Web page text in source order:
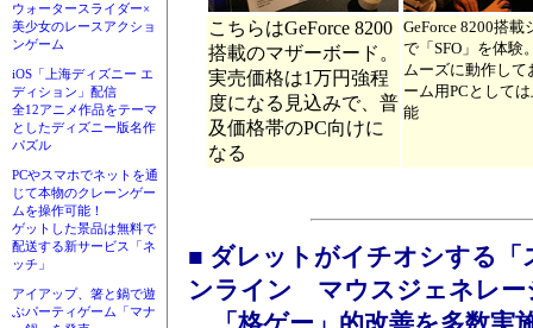
ウォータースライダー×
美少女のレースアクショ
ンゲーム
iOS「上海ディズニー エ
ディション」配信
全12アニメ作品をテーマ
としたディズニー版名作
パズル
PCやスマホでネットを通
じて本物のクレーンゲー
ムを操作可能！
ゲットした景品は無料で
配送する新サービス「ネ
ッチ」
アイアップ、箸と鍋で遊
ぶパーティゲーム「マナ
こちらはGeForce 8200
搭載のマザーボード。
実売価格は1万円強程
度になる見込みで、普
及価格帯のPC向けに
なる
GeForce 8200搭載
で「SFO」を体験
ムーズに動作して
ーム用PCとして
能
■ ダレットがイチオシする
ンライン マウスジェネレー